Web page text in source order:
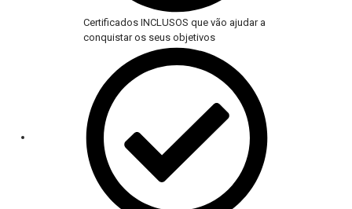
Certificados INCLUSOS que vão ajudar a
conquistar os seus objetivos